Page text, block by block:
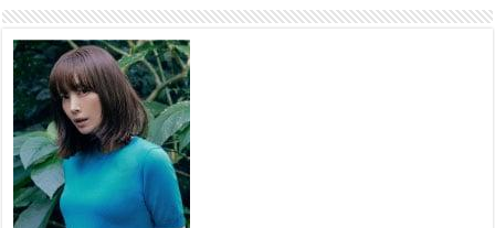
26,992 суралцагч хотхоны бага
сургуульд, 8100 суралцагч
төрөлжсөн ахлах сургуульд
суралцана
2026 оны 7 сар 21 / 13 цаг 43 минут
COP17 хурлын үеэрх замын
хөдөлгөөн, нийтийн тээврийн
зохицуулалт, сургууль,
цэцэрлэг, зах, худалдааны